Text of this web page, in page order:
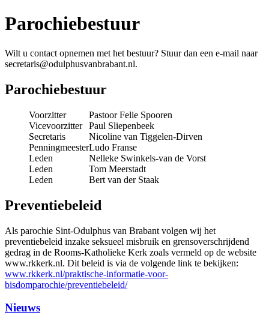
Parochiebestuur
Wilt u contact opnemen met het bestuur? Stuur dan een e-mail naar
secretaris@odulphusvanbrabant.nl.
Parochiebestuur
Voorzitter
Pastoor Felie Spooren
Vicevoorzitter
Paul Sliepenbeek
Secretaris
Nicoline van Tiggelen-Dirven
PenningmeesterLudo Franse
Leden
Nelleke Swinkels-van de Vorst
Leden
Tom Meerstadt
Leden
Bert van der Staak
Preventiebeleid
Als parochie Sint-Odulphus van Brabant volgen wij het
preventiebeleid inzake seksueel misbruik en grensoverschrijdend
gedrag in de Rooms-Katholieke Kerk zoals vermeld op de website
www.rkkerk.nl. Dit beleid is via de volgende link te bekijken:
www.rkkerk.nl/praktische-informatie-voor-
bisdomparochie/preventiebeleid/
Nieuws